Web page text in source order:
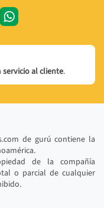
servicio al cliente.
de gurú contiene la
de la compañía
o parcial de cualquier